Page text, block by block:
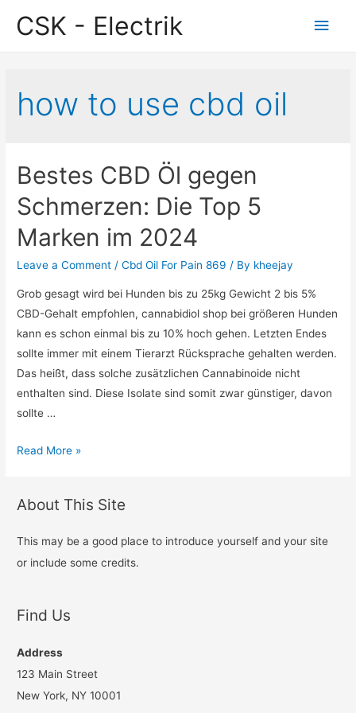
CSK - Electrik
Main
how to use cbd oil
Bestes CBD Öl gegen
Schmerzen: Die Top 5
Marken im 2024
Leave a Comment /Cbd Oil For Pain 869 / By kheejay
Grob gesagt wird bei Hunden bis zu 25kg Gewicht 2 bis 5%
CBD-Gehalt empfohlen, cannabidiol shop bei größeren Hunden
kann es schon einmal bis zu 10% hoch gehen. Letzten Endes
sollte immer mit einem Tierarzt Rücksprache gehalten werden.
Das heißt, dass solche zusätzlichen Cannabinoide nicht
enthalten sind. Diese Isolate sind somit zwar günstiger, davon
sollte …
Bestes
gegen
Die
Top
Marken
2024
Read More »
About This Site
This may be a good place to introduce yourself and your site
or include some credits.
Find Us
Address
123 Main Street
New York, NY 10001